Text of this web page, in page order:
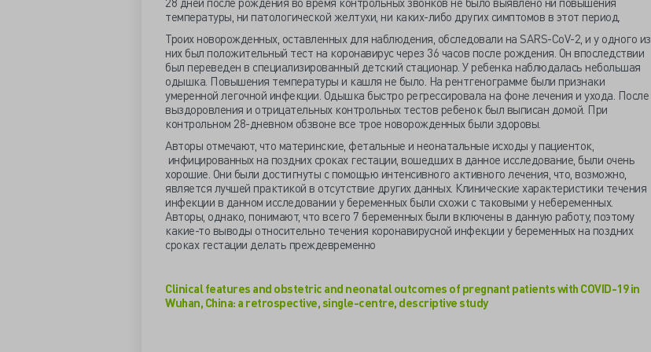
температуры, ни патологической желтухи, ни каких-либо других симптомов в этот период.
Троих новорожденных, оставленных для наблюдения, обследовали на SARS-CoV-2, и у одного из
них был положительный тест на коронавирус через 36 часов после рождения. Он впоследствии
был переведен в специализированный детский стационар. У ребенка наблюдалась небольшая
одышка. Повышения температуры и кашля не было. На рентгенограмме были признаки
умеренной легочной инфекции. Одышка быстро регрессировала на фоне лечения и ухода. После
выздоровления и отрицательных контрольных тестов ребенок был выписан домой. При
контрольном 28-дневном обзвоне все трое новорожденных были здоровы.
Авторы отмечают, что материнские, фетальные и неонатальные исходы у пациенток,
инфицированных на поздних сроках гестации, вошедших в данное исследование, были очень
хорошие. Они были достигнуты с помощью интенсивного активного лечения, что, возможно,
является лучшей практикой в отсутствие других данных. Клинические характеристики течения
инфекции в данном исследовании у беременных были схожи с таковыми у небеременных.
Авторы, однако, понимают, что всего 7 беременных были включены в данную работу, поэтому
какие-то выводы относительно течения коронавирусной инфекции у беременных на поздних
сроках гестации делать преждевременно
Clinical features and obstetric and neonatal outcomes of pregnant patients with COVID-19 in
Wuhan, China: a retrospective, single-centre, descriptive study